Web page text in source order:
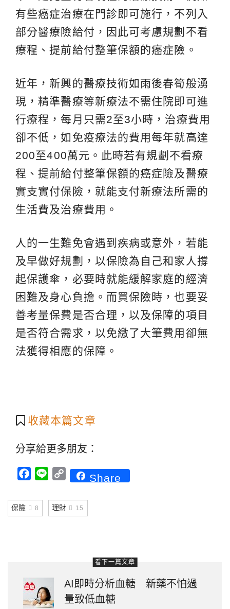
有些癌症治療在門診即可施行，不列入
部分醫療險給付，因此可考慮規劃不看
療程、提前給付整筆保額的癌症險。
近年，新興的醫療技術如雨後春筍般湧
現，精準醫療等新療法不需住院即可進
行療程，每月只需2至3小時，治療費用
卻不低，如免疫療法的費用每年就高達
200至400萬元。此時若有規劃不看療
程、提前給付整筆保額的癌症險及醫療
實支實付保險，就能支付新療法所需的
生活費及治療費用。
人的一生難免會遇到疾病或意外，若能
及早做好規劃，以保險為自己和家人撐
起保護傘，必要時就能緩解家庭的經濟
困難及身心負擔。而買保險時，也要妥
善考量保費是否合理，以及保障的項目
是否符合需求，以免繳了大筆費用卻無
法獲得相應的保障。
收藏本篇文章
分享給更多朋友：
Facebook
Line CopyShare
保險 8 理財 15
看下一篇文章
AI即時分析血糖 新藥不怕過
量致低血糖